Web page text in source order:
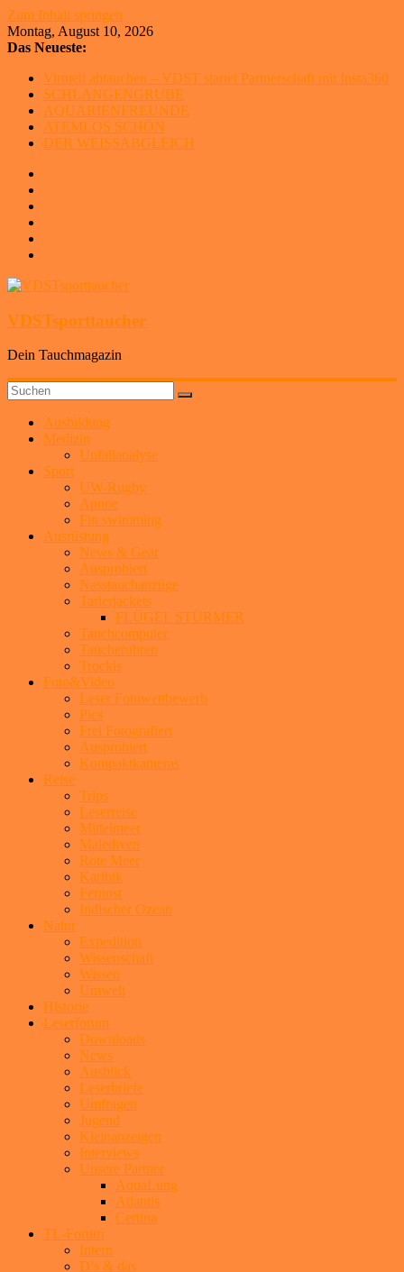
Zum Inhalt springen
Montag, August 10, 2026
Das Neueste:
Virtuell abtauchen – VDST startet Partnerschaft mit Insta360
SCHLANGENGRUBE
AQUARIENFREUNDE
ATEMLOS SCHÖN
DER WEISSABGLEICH
VDSTsporttaucher
Dein Tauchmagazin
Ausbildung
Medizin
Unfallanalyse
Sport
UW-Rugby
Apnoe
Fin swimming
Ausrüstung
News & Gear
Ausprobiert
Nasstauchanzüge
Tarierjackets
FLÜGEL STÜRMER
Tauchcomputer
Taucheruhren
Trockis
Foto&Video
Leser Fotowettbewerb
Pics
Frei Fotografiert
Ausprobiert
Kompaktkameras
Reise
Trips
Leserreise
Mittelmeer
Malediven
Rote Meer
Karibik
Fernost
Indischer Ozean
Natur
Expedition
Wissenschaft
Wissen
Umwelt
Historie
Leserforum
Downloads
News
Ausblick
Leserbriefe
Umfragen
Jugend
Kleinanzeigen
Interviews
Unsere Partner
AquaLung
Atlantis
Certina
TL-Forum
Intern
D’s & das